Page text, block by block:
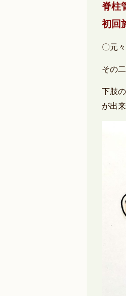
脊柱
初回
〇元
その
下肢
が出